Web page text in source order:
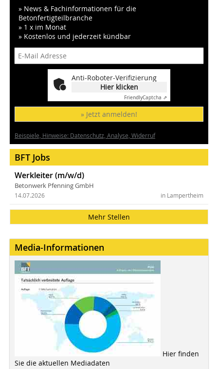
» News & Fachinformationen für die
Betonfertigteilbranche
» 1 x im Monat
» Kostenlos und jederzeit kündbar
Anti-Roboter-Verifizierung
Hier klicken
FriendlyCaptcha ⇗
» Jetzt anmelden!
Beispiele, Hinweise: Datenschutz, Analyse, Widerruf
BFT Jobs
Werkleiter (m/w/d)
Betonwerk Pfenning GmbH
in Lampertheim
14.07.2026
Mehr Stellen
Media-Informationen
Hier finden
Sie die aktuellen Mediadaten